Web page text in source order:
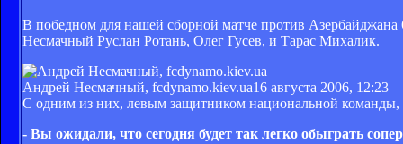
В победном для нашей сборной матче против
Несмачный Руслан Ротань, Олег Гусев, и Тарас Михалик.
Андрей Несмачный, fcdynamo.kiev.ua16 августа 2006, 12:23
С одним из них, левым защитником национальной команды,
- Вы ожидали, что сегодня будет так легко обыграть